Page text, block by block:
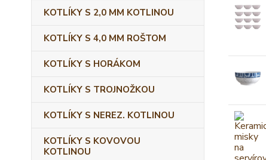
KOTLÍKY S 2,0 MM KOTLINOU
KOTLÍKY S 4,0 MM ROŠTOM
KOTLÍKY S HORÁKOM
KOTLÍKY S TROJNOŽKOU
KOTLÍKY S NEREZ. KOTLINOU
KOTLÍKY S KOVOVOU
KOTLINOU